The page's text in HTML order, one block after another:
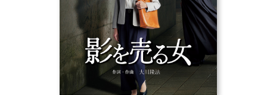
DVD・ブルーレイ
雑貨